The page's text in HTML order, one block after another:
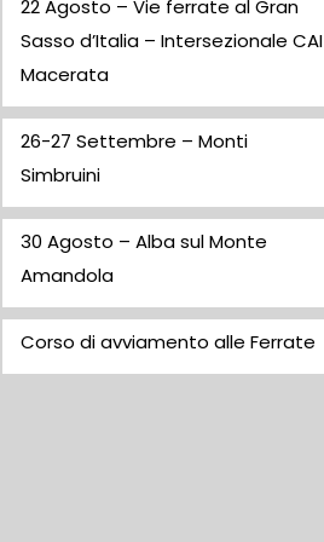
22 Agosto – Vie ferrate al Gran
Sasso d’Italia – Intersezionale CAI
Macerata
26-27 Settembre – Monti
Simbruini
30 Agosto – Alba sul Monte
Amandola
Corso di avviamento alle Ferrate